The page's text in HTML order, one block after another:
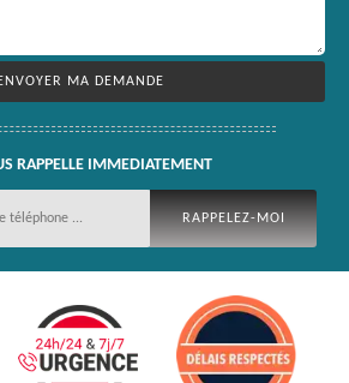
RAPPELLE IMMEDIATEMENT